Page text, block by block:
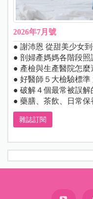
2026年7月號
● 謝沛恩 從甜美少女
● 剖婦產媽媽各階段照
● 產檢與生產醫院怎麼
● 好醫師５大檢驗標
● 破解４個最常被誤解
● 藥膳、茶飲、日常
雜誌訂閱